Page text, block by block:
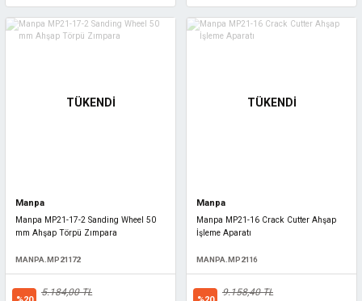
TÜKENDİ
Manpa
Manpa MP21-17-2 Sanding Wheel 50
mm Ahşap Törpü Zımpara
MANPA.MP21172
5.184,00 TL
TÜKENDİ
Manpa
Manpa MP21-16 Crack Cutter Ahşap
İşleme Aparatı
MANPA.MP2116
9.158,40 TL